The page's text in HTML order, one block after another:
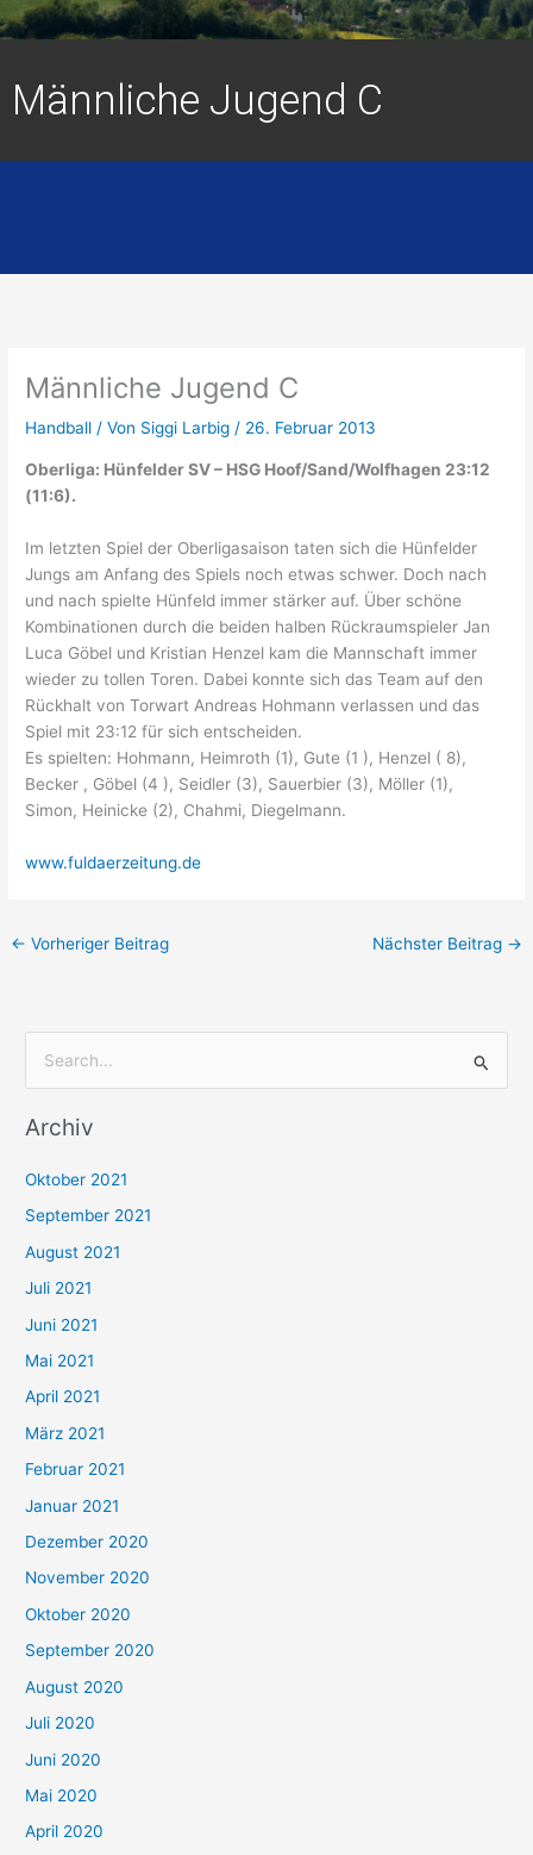
Männliche Jugend C
Männliche Jugend C
Handball / Von Siggi Larbig/ 26. Februar 2013
Oberliga: Hünfelder SV – HSG Hoof/Sand/Wolfhagen 23:12
(11:6).
Im letzten Spiel der Oberligasaison taten sich die Hünfelder
Jungs am Anfang des Spiels noch etwas schwer. Doch nach
und nach spielte Hünfeld immer stärker auf. Über schöne
Kombinationen durch die beiden halben Rückraumspieler Jan
Luca Göbel und Kristian Henzel kam die Mannschaft immer
wieder zu tollen Toren. Dabei konnte sich das Team auf den
Rückhalt von Torwart Andreas Hohmann verlassen und das
Spiel mit 23:12 für sich entscheiden.
Es spielten: Hohmann, Heimroth (1), Gute (1 ), Henzel ( 8),
Becker , Göbel (4 ), Seidler (3), Sauerbier (3), Möller (1),
Simon, Heinicke (2), Chahmi, Diegelmann.
www.fuldaerzeitung.de
← Vorheriger Beitrag Nächster Beitrag →
c
n
n
a
c
h
:
Archiv
Oktober 2021
September 2021
August 2021
Juli 2021
Juni 2021
Mai 2021
April 2021
März 2021
Februar 2021
Januar 2021
Dezember 2020
November 2020
Oktober 2020
September 2020
August 2020
Juli 2020
Juni 2020
Mai 2020
April 2020